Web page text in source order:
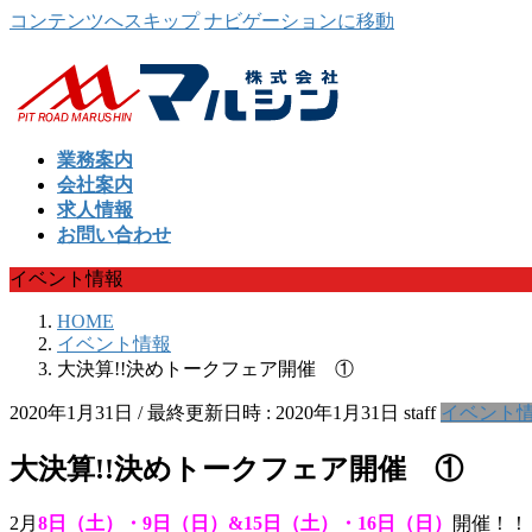
コンテンツへスキップ ナビゲーションに移動
業務案内
会社案内
求人情報
お問い合わせ
イベント情報
HOME
イベント情報
大決算!!決めトークフェア開催 ①
2020年1月31日 / 最終更新日時 : 2020年1月31日 staff イベント
大決算!!決めトークフェア開催 ①
2月 8日（土）・9日（日）&15日（土）・16日（日） 開催！！